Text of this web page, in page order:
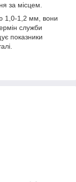
за місцем.
1,0-1,2 мм, вони
служби
показники